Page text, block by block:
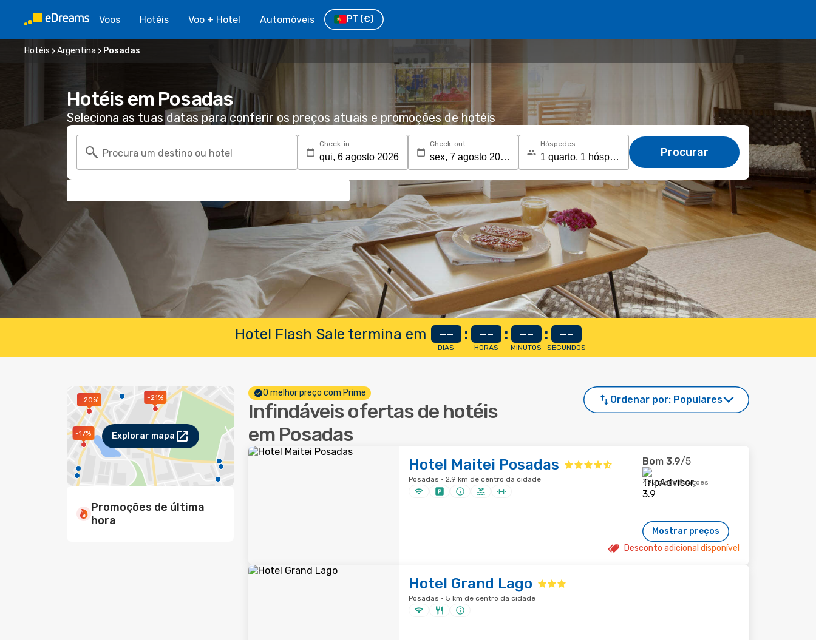
Voos Hotéis Voo + Hotel Automóveis PT (€)
Hotéis Argentina Posadas
Hotéis em Posadas
Seleciona as tuas datas para conferir os preços atuais e promoções de hotéis
Procura um destino ou hotel
Check-in Check-out Hóspedes
Procurar
Hotel Flash Sale termina em --
DIAS
: --
HORAS
: --
MINUTOS
: --
SEGUNDOS
-20% -21%
-17% Explorar mapa
Promoções de última
hora
O melhor preço com Prime
Infindáveis ofertas de hotéis
em Posadas
Ordenar por: Populares
Hotel Maitei Posadas
Posadas · 2,9 km de centro da cidade
Bom 3,9/5
492 classificações
Mostrar preços
Desconto adicional disponível
Hotel Grand Lago
Posadas · 5 km de centro da cidade